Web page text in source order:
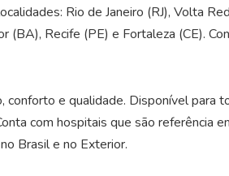
Rio de Janeiro (RJ), Volta
(BA), Recife (PE) e Fortaleza (CE).
conforto e qualidade. Disponível para
com hospitais que são referência
Brasil e no Exterior.